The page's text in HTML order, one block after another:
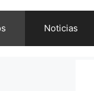
Noticias